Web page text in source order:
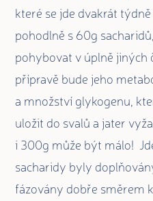
které se jde dvakrát
pohodlně s 60g
pohybovat v úplně jiných
přípravě bude jeho
a množství glykogenu,
uložit do svalů a jater
i 300g může být málo!
sacharidy byly
fázovány dobře směrem